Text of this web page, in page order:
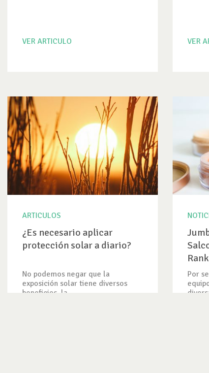
VER ARTICULO VER
ARTICULOS
¿Es necesario aplicar
protección solar a diario?
No podemos negar que la
exposición solar tiene diversos
beneficios, la...
Por